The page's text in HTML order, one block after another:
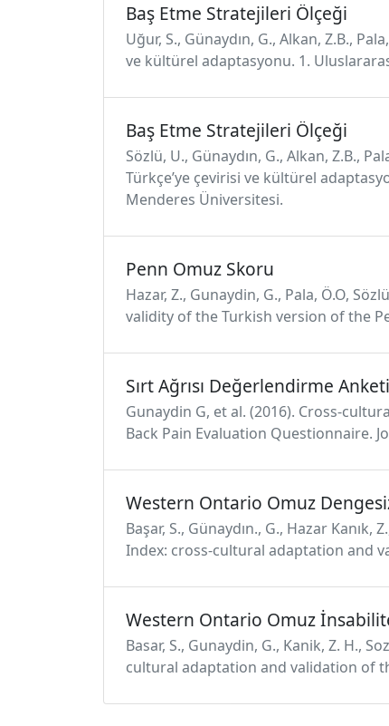
Baş Etme Stratejileri Ölçeği
Uğur, S., Günaydın, G., Alkan, Z.B.,
ve kültürel adaptasyonu. 1.
Baş Etme Stratejileri Ölçeği
Sözlü, U., Günaydın, G., Alkan, Z.B.,
Türkçe’ye çevirisi ve kültürel
Menderes Üniversitesi.
Penn Omuz Skoru
Hazar, Z., Gunaydin, G., Pala, Ö.O,
validity of the Turkish version of the
Sırt Ağrısı Değerlendirme
Gunaydin G, et al. (2016). Cross-
Back Pain Evaluation Questionnaire.
Western Ontario Omuz
Başar, S., Günaydın., G., Hazar
Index: cross-cultural adaptation and
Western Ontario Omuz
Basar, S., Gunaydin, G., Kanik, Z. H.,
cultural adaptation and validation of